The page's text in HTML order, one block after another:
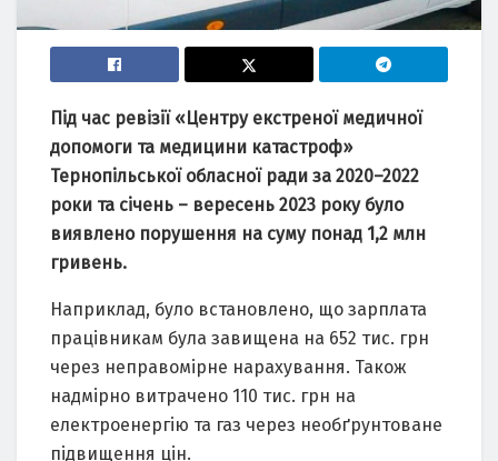
Під час ревізії «Центру екстреної медичної
допомоги та медицини катастроф»
Тернопільської обласної ради за 2020–2022
роки та січень – вересень 2023 року було
виявлено порушення на суму понад 1,2 млн
гривень.
Наприклад, було встановлено, що зарплата
працівникам була завищена на 652 тис. грн
через неправомірне нарахування. Також
надмірно витрачено 110 тис. грн на
електроенергію та газ через необґрунтоване
підвищення цін.